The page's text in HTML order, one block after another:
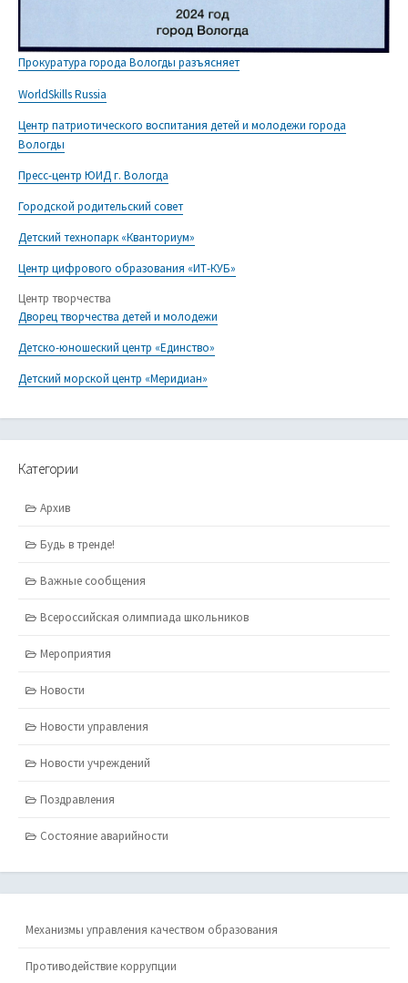
Прокуратура города Вологды разъясняет
WorldSkills Russia
Центр патриотического воспитания детей и молодежи города
Вологды
Пресс-центр ЮИД г. Вологда
Городской родительский совет
Детский технопарк «Кванториум»
Центр цифрового образования «ИТ-КУБ»
Центр творчества
Дворец творчества детей и молодежи
Детско-юношеский центр «Единство»
Детский морской центр «Меридиан»
Категории
Архив
Будь в тренде!
Важные сообщения
Всероссийская олимпиада школьников
Мероприятия
Новости
Новости управления
Новости учреждений
Поздравления
Состояние аварийности
Механизмы управления качеством образования
Противодействие коррупции